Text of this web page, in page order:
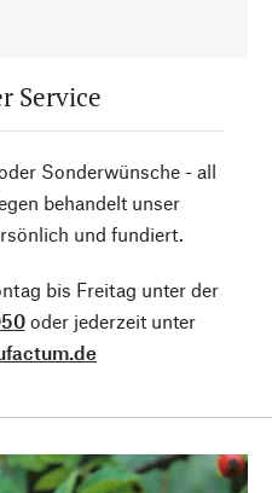
Service
Sonderwünsche - all
behandelt unser
und fundiert.
bis Freitag unter der
oder jederzeit unter